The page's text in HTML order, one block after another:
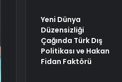
Yeni Dünya
Düzensizliği
Çağında Türk Dış
Politikası ve Hakan
Fidan Faktörü